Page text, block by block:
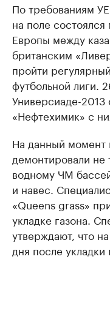
По требованиям
на поле состоялся
Европы между
британским
пройти
футбольной лиги.
Универсиаде-
«Нефтехимик» с
На данный момент
демонтировали не
водному ЧМ
и навес.
«Queens grass»
укладке газона.
утверждают, что
дня после укладки